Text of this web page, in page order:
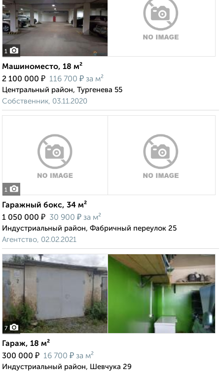
1
Машиноместо, 18 м²
2 100 000 ₽ 116 700 ₽ за м²
Центральный район, Тургенева 55
Собственник, 03.11.2020
1
Гаражный бокс, 34 м²
1 050 000 ₽ 30 900 ₽ за м²
Индустриальный район, Фабричный переулок 25
Агентство, 02.02.2021
7
Гараж, 18 м²
300 000 ₽ 16 700 ₽ за м²
Индустриальный район, Шевчука 29